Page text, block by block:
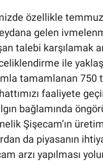
özellikle
gelen
talebi karşılamak
ile
tamamlanan 750
faaliyete
bağlamında
Şişecam’ın
da piyasanın
arzı yapılması